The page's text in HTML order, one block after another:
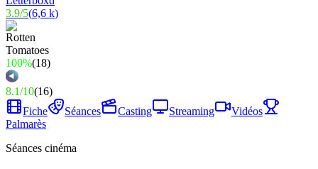
3.9/5(6,6 k)
100%(18)
8.1/10(16)
Fiche
Séances Casting Streaming
Vidéos
Palmarès
Séances cinéma